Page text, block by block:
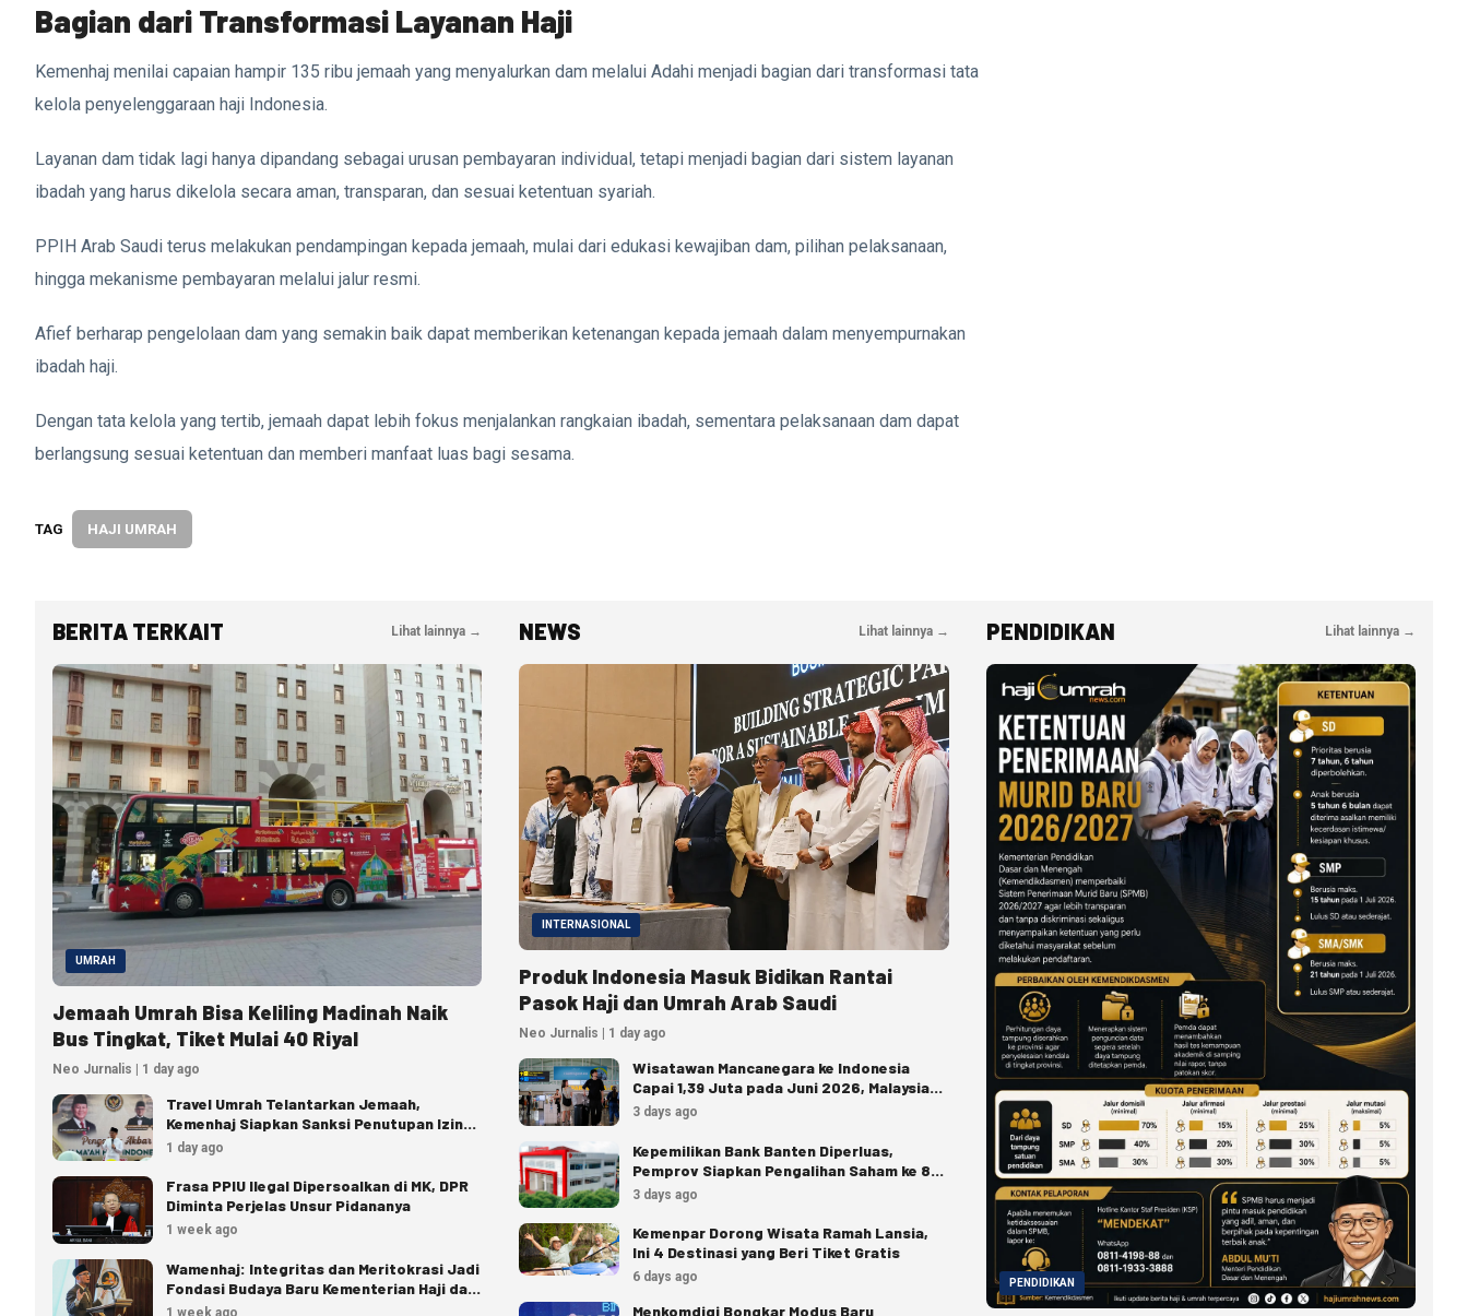
Bagian dari Transformasi Layanan Haji
Kemenhaj menilai capaian hampir 135 ribu jemaah yang menyalurkan dam melalui Adahi menjadi bagian dari transformasi tata
kelola penyelenggaraan haji Indonesia.
Layanan dam tidak lagi hanya dipandang sebagai urusan pembayaran individual, tetapi menjadi bagian dari sistem layanan
ibadah yang harus dikelola secara aman, transparan, dan sesuai ketentuan syariah.
PPIH Arab Saudi terus melakukan pendampingan kepada jemaah, mulai dari edukasi kewajiban dam, pilihan pelaksanaan,
hingga mekanisme pembayaran melalui jalur resmi.
Afief berharap pengelolaan dam yang semakin baik dapat memberikan ketenangan kepada jemaah dalam menyempurnakan
ibadah haji.
Dengan tata kelola yang tertib, jemaah dapat lebih fokus menjalankan rangkaian ibadah, sementara pelaksanaan dam dapat
berlangsung sesuai ketentuan dan memberi manfaat luas bagi sesama.
TAG HAJI UMRAH
BERITA TERKAIT Lihat lainnya →
UMRAH
Jemaah Umrah Bisa Keliling Madinah Naik
Bus Tingkat, Tiket Mulai 40 Riyal
Neo Jurnalis | 1 day ago
Travel Umrah Telantarkan Jemaah,
Kemenhaj Siapkan Sanksi Penutupan Izin
hingga Pidana
1 day ago
Frasa PPIU Ilegal Dipersoalkan di MK, DPR
Diminta Perjelas Unsur Pidananya
1 week ago
Wamenhaj: Integritas dan Meritokrasi Jadi
Fondasi Budaya Baru Kementerian Haji dan
Umrah
1 week ago
NEWS Lihat lainnya →
INTERNASIONAL
Produk Indonesia Masuk Bidikan Rantai
Pasok Haji dan Umrah Arab Saudi
Neo Jurnalis | 1 day ago
Wisatawan Mancanegara ke Indonesia
Capai 1,39 Juta pada Juni 2026, Malaysia
Terbanyak
3 days ago
Kepemilikan Bank Banten Diperluas,
Pemprov Siapkan Pengalihan Saham ke 8
Pemda
3 days ago
Kemenpar Dorong Wisata Ramah Lansia,
Ini 4 Destinasi yang Beri Tiket Gratis
6 days ago
Menkomdigi Bongkar Modus Baru
PENDIDIKAN Lihat lainnya →
PENDIDIKAN